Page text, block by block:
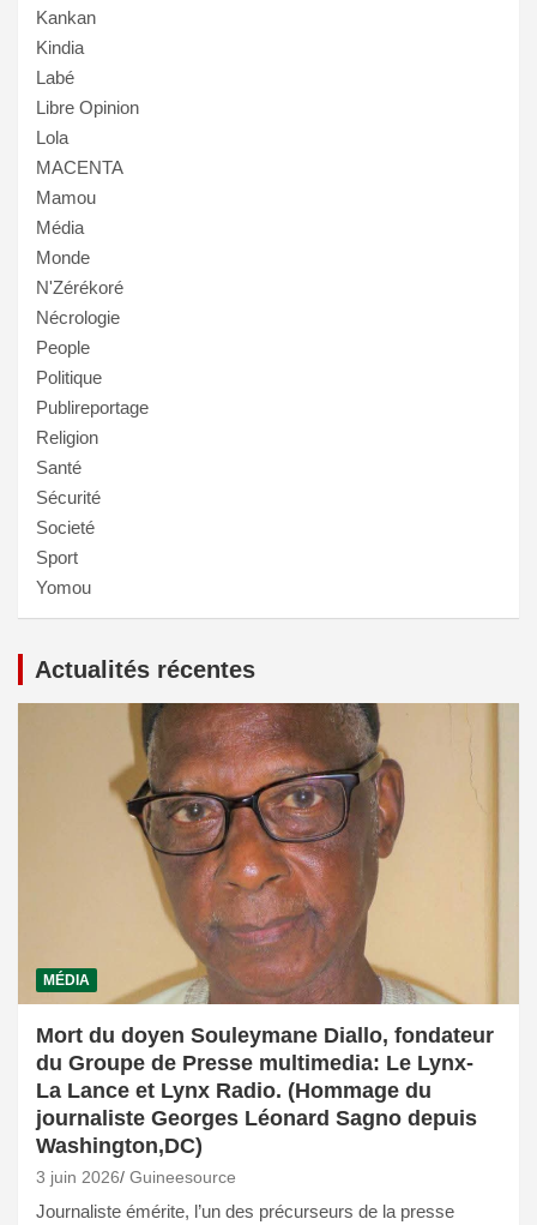
Kankan
Kindia
Labé
Libre Opinion
Lola
MACENTA
Mamou
Média
Monde
N'Zérékoré
Nécrologie
People
Politique
Publireportage
Religion
Santé
Sécurité
Societé
Sport
Yomou
Actualités récentes
MÉDIA
Mort du doyen Souleymane Diallo, fondateur
du Groupe de Presse multimedia: Le Lynx-
La Lance et Lynx Radio. (Hommage du
journaliste Georges Léonard Sagno depuis
Washington,DC)
3 juin 2026 Guineesource
Journaliste émérite, l’un des précurseurs de la presse